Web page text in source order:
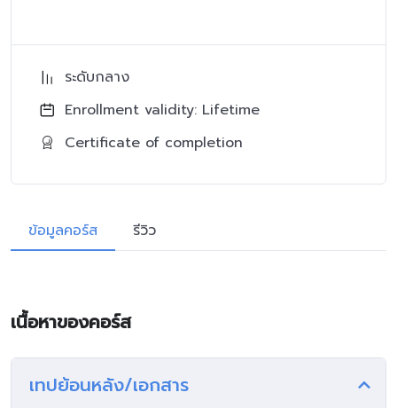
ระดับกลาง
Enrollment validity: Lifetime
Certificate of completion
ข้อมูลคอร์ส รีวิว
เนื้อหาของคอร์ส
เทปย้อนหลัง/เอกสาร